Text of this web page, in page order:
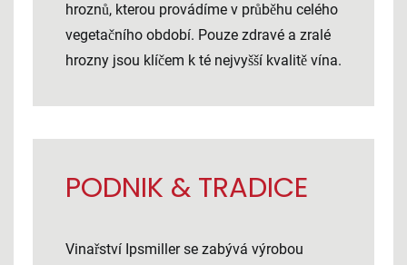
hroznů, kterou provádíme v průběhu celého
vegetačního období. Pouze zdravé a zralé
hrozny jsou klíčem k té nejvyšší kvalitě vína.
PODNIK & TRADICE
Vinařství Ipsmiller se zabývá výrobou